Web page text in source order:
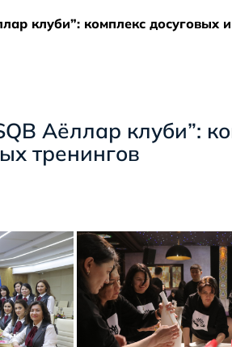
клуби”: комплекс досуговых
Аёллар клуби”:
тренингов